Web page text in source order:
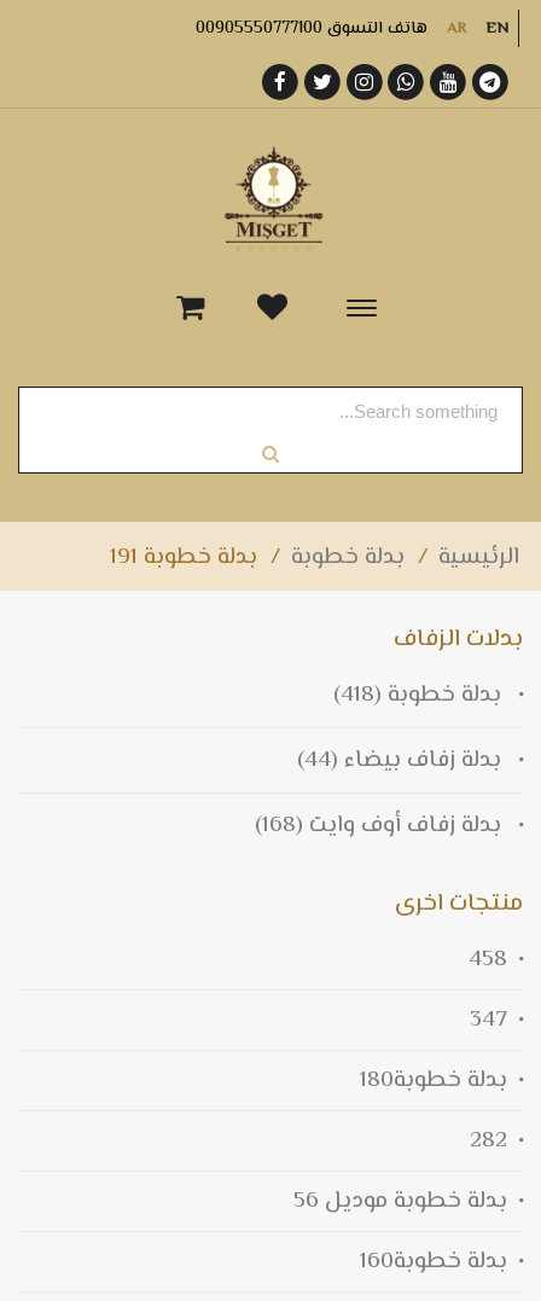
AR EN هاتف التسوق 00905550777100
-
الرئيسية / بدلة خطوبة / بدلة خطوبة 191
بدلات الزفاف
بدلة خطوبة (418)
بدلة زفاف بيضاء (44)
بدلة زفاف أوف وايت (168)
منتجات اخرى
458
347
بدلة خطوبة180
282
بدلة خطوبة موديل 56
بدلة خطوبة160